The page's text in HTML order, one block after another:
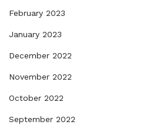
February 2023
January 2023
December 2022
November 2022
October 2022
September 2022